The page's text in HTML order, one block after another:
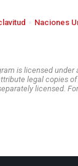
Naciones
is licensed under
legal copies
licensed.